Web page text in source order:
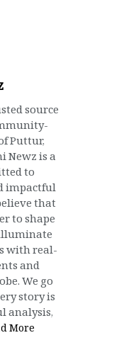
source
Puttur,
Newz is a
to
impactful
that
to shape
with real-
and
We go
story is
analysis,
More